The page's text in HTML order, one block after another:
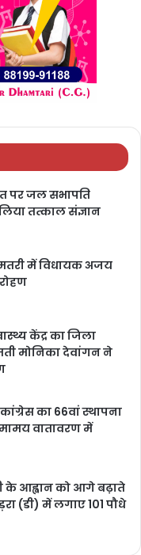
पर जल सभापति
तत्काल संज्ञान
में विधायक अजय
केंद्र का जिला
मोनिका देवांगन ने
कांग्रेस का 66वां स्थापना
वातावरण में
के आह्वान को आगे बढ़ाते
(डी) में लगाए 101 पौधे